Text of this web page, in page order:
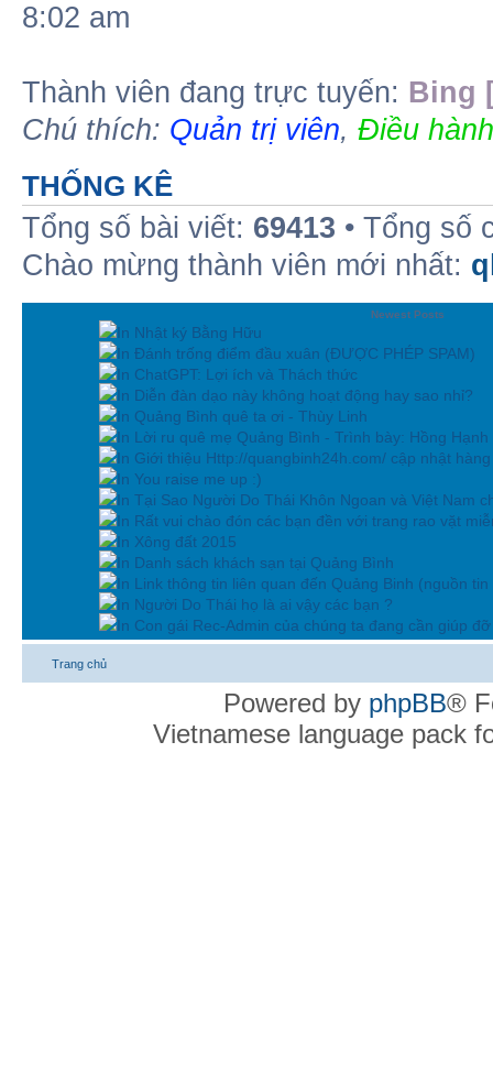
8:02 am
Thành viên đang trực tuyến: Bing
Chú thích: Quản trị viên, Điều
THỐNG KÊ
Tổng số bài viết: 69413 • Tổng số
Chào mừng thành viên mới nhất:
Newest Posts
In Nhật ký Bằng Hữu
In Đánh trống điểm đầu xuân (ĐƯỢC PHÉP SPAM)
In ChatGPT: Lợi ích và Thách thức
In Diễn đàn dạo này không hoạt động hay sao nhỉ?
In Quảng Bình quê ta ơi - Thùy Linh
In Lời ru quê mẹ Quảng Bình - Trình bày: Hồng Hạnh
In Giới thiệu Http://quangbinh24h.com/ cập nhật
In You raise me up :)
In Tại Sao Người Do Thái Khôn Ngoan và Việt Nam
In Rất vui chào đón các bạn đền với trang rao vặt
In Xông đất 2015
In Danh sách khách sạn tại Quảng Bình
In Link thông tin liên quan đến Quảng Binh (nguồn tin
In Người Do Thái họ là ai vậy các bạn ?
In Con gái Rec-Admin của chúng ta đang cần giúp
Trang chủ
Powered by phpBB®
Vietnamese language pack